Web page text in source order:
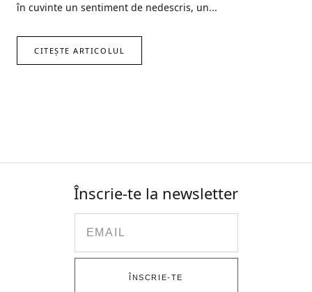
în cuvinte un sentiment de nedescris, un...
CITEȘTE ARTICOLUL
Înscrie-te la newsletter
ÎNSCRIE-TE